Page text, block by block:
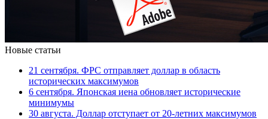
Новые статьи
21 сентября. ФРС отправляет доллар в область
исторических максимумов
6 сентября. Японская иена обновляет исторические
минимумы
30 августа. Доллар отступает от 20-летних максимумов